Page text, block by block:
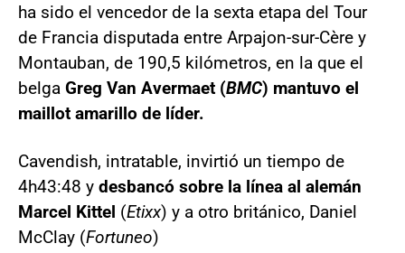
ha sido el vencedor de la sexta etapa del Tour
de Francia disputada entre Arpajon-sur-Cère y
Montauban, de 190,5 kilómetros, en la que el
belga Greg Van Avermaet (BMC) mantuvo el
maillot amarillo de líder.
Cavendish, intratable, invirtió un tiempo de
4h43:48 y desbancó sobre la línea al alemán
Marcel Kittel (Etixx) y a otro británico, Daniel
McClay (Fortuneo)